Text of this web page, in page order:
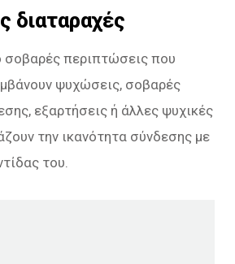
διαταραχές
σοβαρές περιπτώσεις που
ψυχώσεις, σοβαρές
εξαρτήσεις ή άλλες ψυχικές
την ικανότητα σύνδεσης με
του.